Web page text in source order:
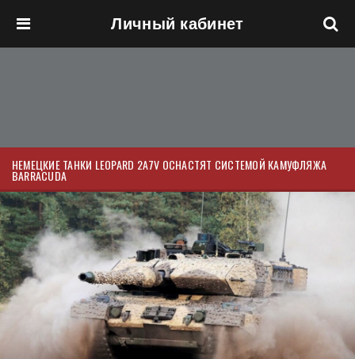
Личный кабинет
НЕМЕЦКИЕ ТАНКИ LEOPARD 2A7V ОСНАСТЯТ СИСТЕМОЙ КАМУФЛЯЖА
BARRACUDA